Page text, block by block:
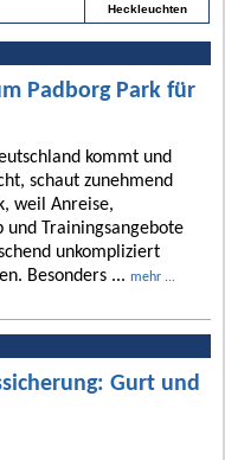
Heckleuchten
Padborg Park für
kommt und
schaut zunehmend
weil Anreise,
und Trainingsangebote
unkompliziert
Besonders ... mehr ...
Gurt und